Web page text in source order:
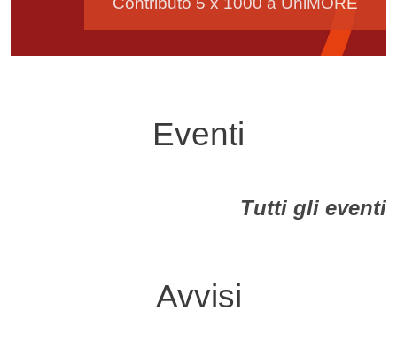
Eventi
Tutti gli eventi
Avvisi